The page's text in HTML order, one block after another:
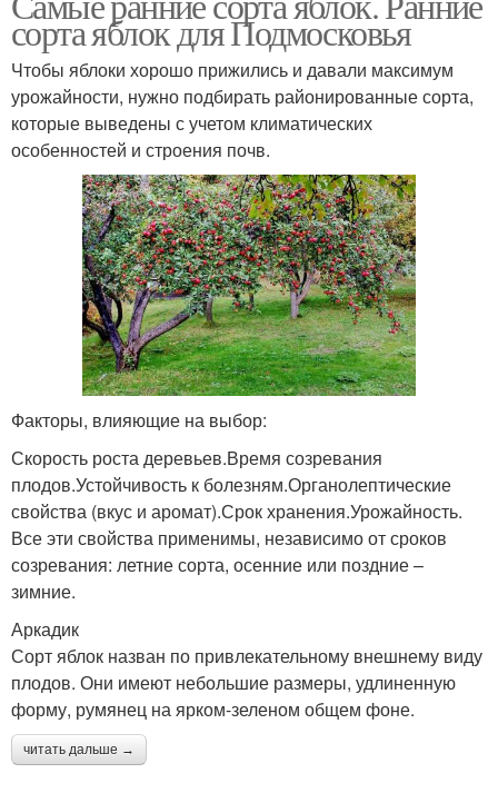
сорта яблок для Подмосковья
Чтобы яблоки хорошо прижились и давали максимум
урожайности, нужно подбирать районированные сорта,
которые выведены с учетом климатических
особенностей и строения почв.
Факторы, влияющие на выбор:
Скорость роста деревьев.Время созревания
плодов.Устойчивость к болезням.Органолептические
свойства (вкус и аромат).Срок хранения.Урожайность.
Все эти свойства применимы, независимо от сроков
созревания: летние сорта, осенние или поздние –
зимние.
Аркадик
Сорт яблок назван по привлекательному внешнему виду
плодов. Они имеют небольшие размеры, удлиненную
форму, румянец на ярком-зеленом общем фоне.
читать дальше →